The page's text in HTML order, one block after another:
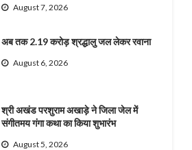
August 7, 2026
अब तक 2.19 करोड़ श्रद्धालु जल लेकर रवाना
August 6, 2026
श्री अखंड परशुराम अखाड़े ने जिला जेल में
संगीतमय गंगा कथा का किया शुभारंभ
August 5, 2026